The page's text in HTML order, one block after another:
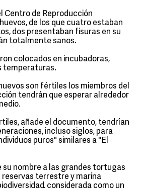
Centro de Reproducción
de los que cuatro estaban
dos presentaban fisuras en su
totalmente sanos.
colocados en incubadoras,
temperaturas.
son fértiles los miembros del
tendrán que esperar alrededor
añade el documento, tendrían
incluso siglos, para
puros" similares a "El
su nombre a las grandes tortugas
reservas terrestre y marina
considerada como un